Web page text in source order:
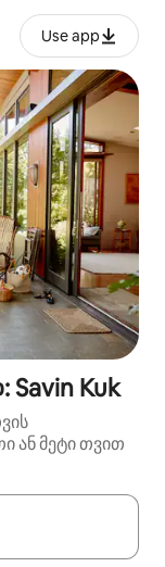
Use app
Kuk
ან მეტი თვით
ნავიგაციისთვის